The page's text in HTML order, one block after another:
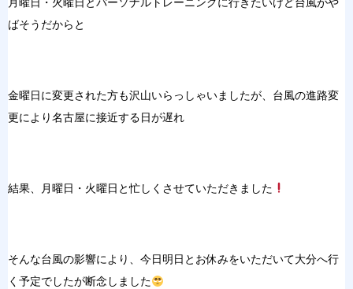
月曜日・火曜日とパーソナルトレーニングに行きたいけど台風がや
ばそうだからと
金曜日に変更された方も沢山いらっしゃいましたが、台風の進路変
更により名古屋に接近する日が遅れ
結果、月曜日・火曜日と忙しくさせていただきました
そんな台風の影響により、今日明日とお休みをいただいて大分へ行
く予定でしたが断念しました